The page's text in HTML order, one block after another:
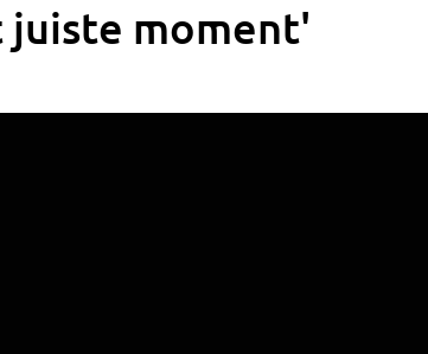
juiste moment'